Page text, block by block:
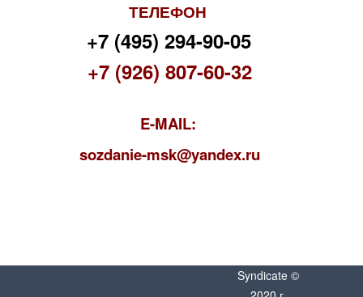
ТЕЛЕФОН
+7 (495) 294-90-05
+7 (926) 807-60-32
E-MAIL:
sozdanie-msk@yandex.ru
Syndicate ©